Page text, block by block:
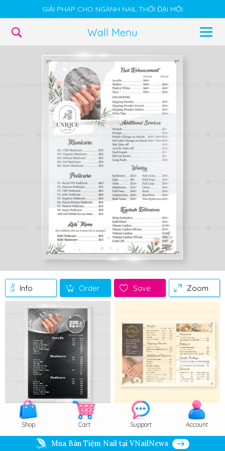
GIẢI PHÁP CHO NGÀNH NAIL THỜI ĐẠI MỚI
Wall Menu
Info Order Save Zoom
Shop Cart Support Account
Mua Bán Tiệm Nail tại VNailNews